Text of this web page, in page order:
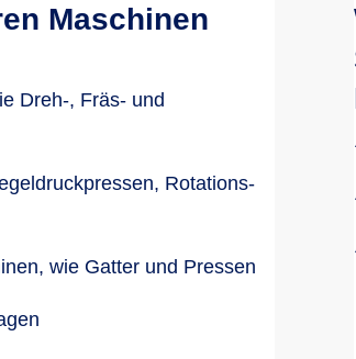
Maschinen
Dreh-, Fräs- und
Rotations-
wie Gatter und Pressen